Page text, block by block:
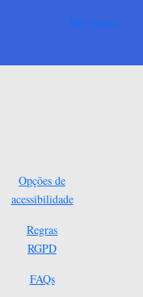
Ver mais
Opções de
acessibilidade
Regras
RGPD
FAQs